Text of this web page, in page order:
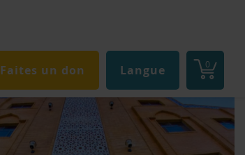
0
Faites un don Langue